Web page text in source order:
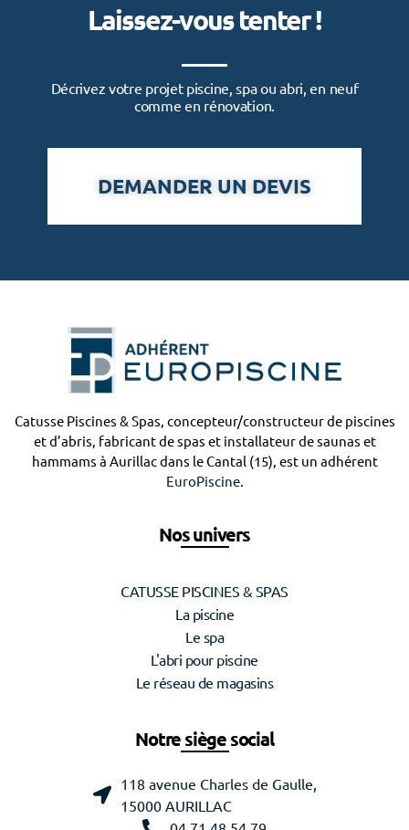
Laissez-vous tenter !
Décrivez votre projet piscine, spa ou abri, en neuf
comme en rénovation.
DEMANDER UN DEVIS
Catusse Piscines & Spas, concepteur/constructeur de piscines
et d’abris, fabricant de spas et installateur de saunas et
hammams à Aurillac dans le Cantal (15), est un adhérent
EuroPiscine.
Nos univers
CATUSSE PISCINES & SPAS
La piscine
Le spa
L'abri pour piscine
Le réseau de magasins
Notre siège social
118 avenue Charles de Gaulle,
15000 AURILLAC